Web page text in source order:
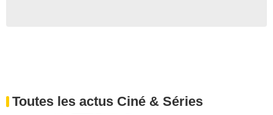
Toutes les actus Ciné & Séries